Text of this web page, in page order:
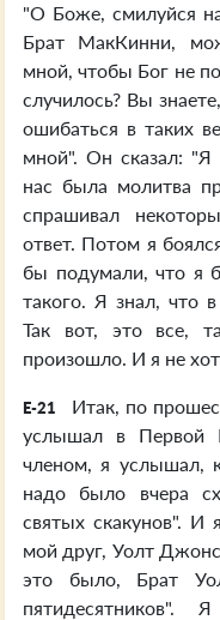
"О Боже, смилуйся
Брат МакКинни,
мной, чтобы Бог не
случилось? Вы
ошибаться в таких
мной". Он сказал:
нас была молитва
спрашивал
ответ. Потом я
бы подумали, что я
такого. Я знал, что
Так вот, это все,
произошло. И я не
E-21
Итак, по
услышал в Первой
членом, я услышал,
надо было вчера
святых скакунов". И
мой друг, Уолт
это было, Брат